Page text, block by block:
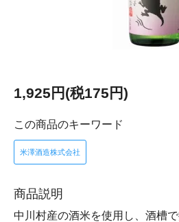
1,925円(税175円)
この商品のキーワード
米澤酒造株式会社
商品説明
中川村産の酒米を使用し、酒槽で